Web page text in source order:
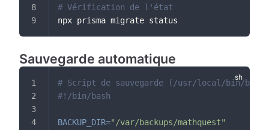
# Vérification de l'état
npx prisma migrate status
Sauvegarde automatique
# Script de sauvegarde (/usr/local/bin/
#!/bin/bash
BACKUP_DIR="/var/backups/mathquest"